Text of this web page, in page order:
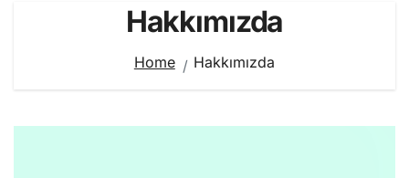
Hakkımızda
Home Hakkımızda